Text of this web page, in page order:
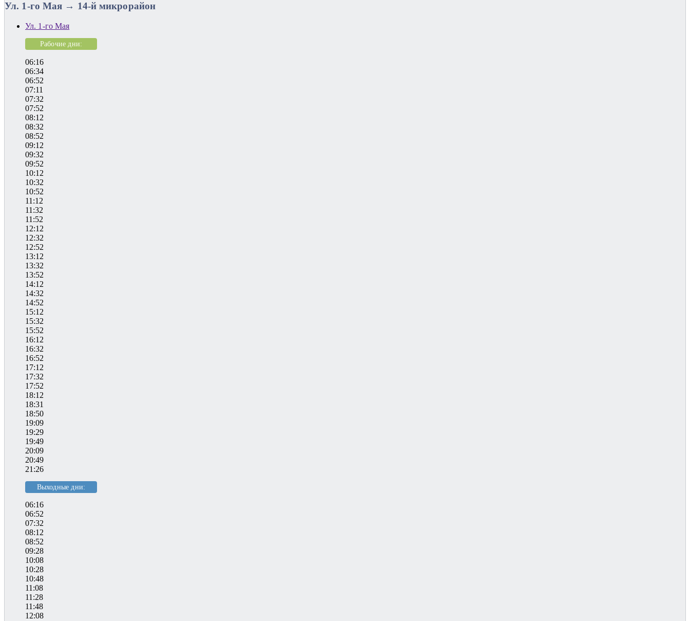
Ул. 1-го Мая → 14-й микрорайон
Ул. 1-го Мая
Рабочие дни:
06:16
06:34
06:52
07:11
07:32
07:52
08:12
08:32
08:52
09:12
09:32
09:52
10:12
10:32
10:52
11:12
11:32
11:52
12:12
12:32
12:52
13:12
13:32
13:52
14:12
14:32
14:52
15:12
15:32
15:52
16:12
16:32
16:52
17:12
17:32
17:52
18:12
18:31
18:50
19:09
19:29
19:49
20:09
20:49
21:26
Выходные дни:
06:16
06:52
07:32
08:12
08:52
09:28
10:08
10:28
10:48
11:08
11:28
11:48
12:08